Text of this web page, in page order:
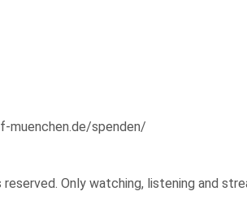
muenchen.de/spenden/
Only watching, listening and